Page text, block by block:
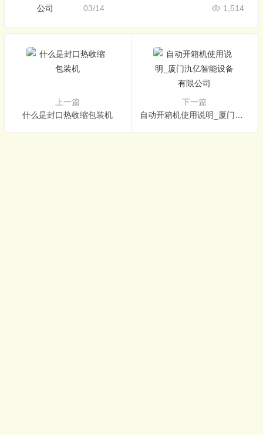
03/14 1,514
上一篇
什么是封口热收缩包装机
下一篇